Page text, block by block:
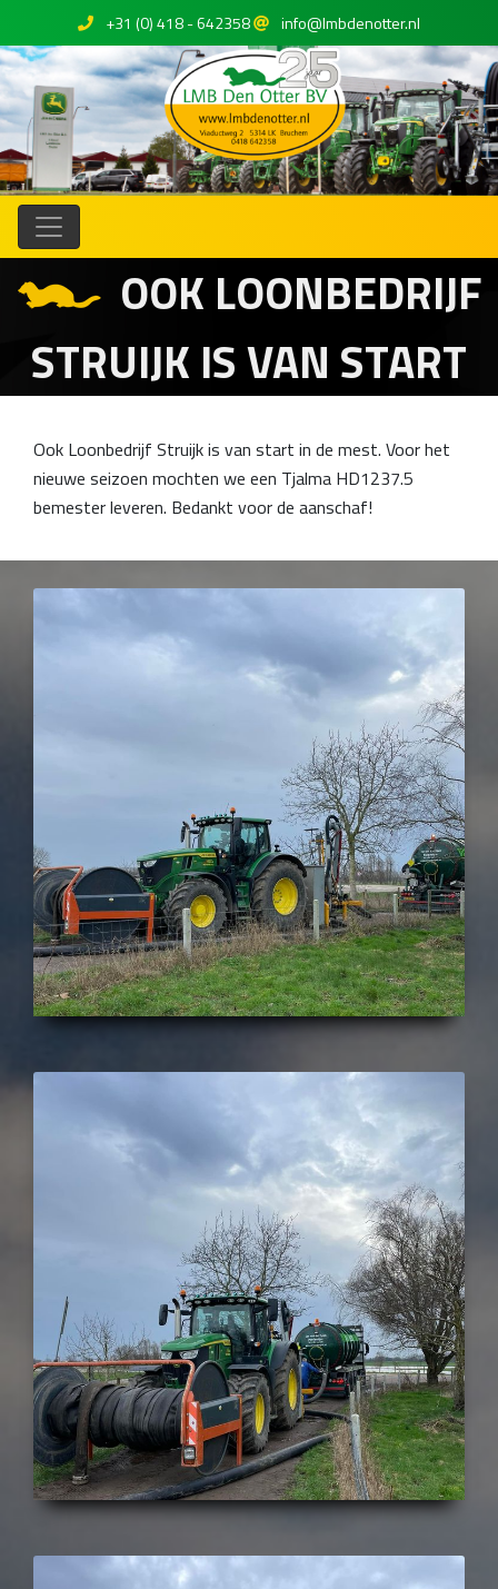
+31 (0) 418 - 642358 info@lmbdenotter.nl
OOK LOONBEDRIJF
STRUIJK IS VAN START
Ook Loonbedrijf Struijk is van start in de mest. Voor het
nieuwe seizoen mochten we een Tjalma HD1237.5
bemester leveren. Bedankt voor de aanschaf!